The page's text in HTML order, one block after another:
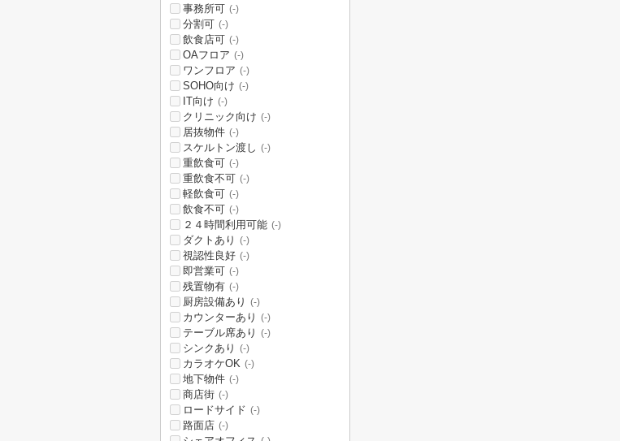
事務所可 (-)
分割可 (-)
飲食店可 (-)
OAフロア (-)
ワンフロア (-)
SOHO向け (-)
IT向け (-)
クリニック向け (-)
居抜物件 (-)
スケルトン渡し (-)
重飲食可 (-)
重飲食不可 (-)
軽飲食可 (-)
飲食不可 (-)
２４時間利用可能 (-)
ダクトあり (-)
視認性良好 (-)
即営業可 (-)
残置物有 (-)
厨房設備あり (-)
カウンターあり (-)
テーブル席あり (-)
シンクあり (-)
カラオケOK (-)
地下物件 (-)
商店街 (-)
ロードサイド (-)
路面店 (-)